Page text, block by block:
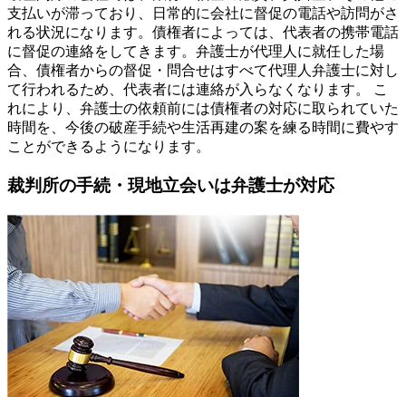
支払いが滞っており、日常的に会社に督促の電話や訪問がさ
れる状況になります。債権者によっては、代表者の携帯電話
に督促の連絡をしてきます。弁護士が代理人に就任した場
合、債権者からの督促・問合せはすべて代理人弁護士に対し
て行われるため、代表者には連絡が入らなくなります。 こ
れにより、弁護士の依頼前には債権者の対応に取られていた
時間を、今後の破産手続や生活再建の案を練る時間に費やす
ことができるようになります。
裁判所の手続・現地立会いは弁護士が対応